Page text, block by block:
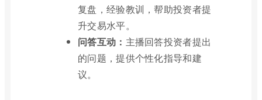
复盘，经验教训，帮助投资者提
升交易水平。
问答互动： 主播回答投资者提出
的问题，提供个性化指导和建
议。